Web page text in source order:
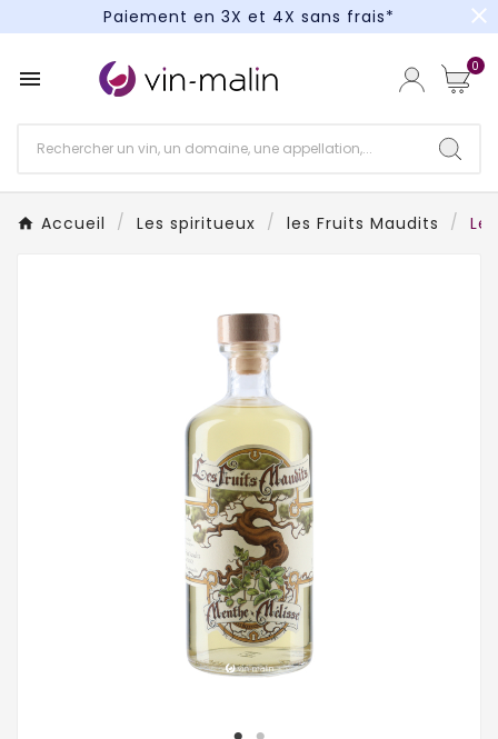
Paiement en 3X et 4X sans frais*
Paiement en 3X et 4X sans frais*
close
 0
Accueil Les spiritueux les Fruits Maudits